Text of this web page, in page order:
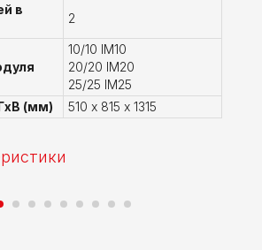
в
2
10/10 IM10
20/20 IM20
25/25 IM25
(мм)
510 х 815 х 1315